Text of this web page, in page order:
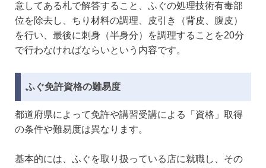
意してある札で解答すること、ふぐの処理技術有毒部
位を除去し、ちり材料の調理、皮引き（背皮、腹皮）
を行い、最後に刺身（半身分）を調理することを20分
で行わなければならいという内容です。
ふぐ免許資格の難易度
都道府県によって免許や講習受講による「資格」取得
の条件や難易度は異なります。
基本的には、ふぐを取り扱っている店に就職し、その